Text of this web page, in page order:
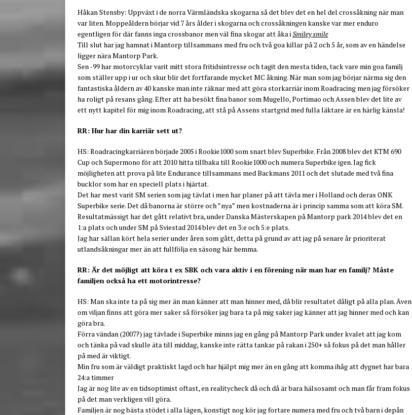
Håkan Stensby: Uppväxt i de norra Värmländska skogarna så det blev det en hel del crossåkning när man
var liten. Moppeåldern börjar vid 7 års ålder i skogarna och crossåkningen kanske var mer enduro
egentligen för där fanns inga crossbanor men väl fina skogar att åka i Smiley smile
Till slut har jag hamnat i Mantorp tillsammans med fru och två goa killar på 2 och 5 år, som av en händelse
ligger nära Mantorp Park.
Sen -99 har motorcyklar varit mitt stora fritidsintresse och tagit den mesta tiden, tack vare min goa familj
som ställer upp i ur och skur blir det fortfarande mycket MC åkning. När man som jag börjar närma sig den
fantastiska åldern av 40 kanske man inte räknar med att göra storkarriär inom Roadracing men jag försöker
ha roligt på resans gång. Efter att ha besökt fina banor som Mugello, Portimao och Assen blev det lite av
ett nytt kapitel för mig inom Roadracing, att stå på Assens startgrid med fulla läktare är en härlig känsla!
RR: Hur har din karriär sett ut?
HS: Roadracingkarriären började 2005 i Rookie1000 som snart blev Superbike. Från 2008 blev det KTM 690
Cup och Supermono för att 2010 hitta tillbaka till Rookie1000 och numera Superbike igen. Jag fick
möjligheten att prova på lite Endurance tillsammans med Backmans 2011 och det slutade med två fina
bucklor som har en speciell plats i hjärtat.
Det har mest varit SM serien som jag tävlat i men har planer på att tävla mer i Holland och deras ONK
Superbike serie. Det då banorna är större och ”nya” men kostnaderna är i princip samma som att köra SM.
Resultatmässigt har det gått relativt bra, under Danska Mästerskapen på Mantorp park 2014 blev det en
1:a plats och under SM på Sviestad 2014 blev det en 3:e och 5:e plats.
Jag har sällan kört hela serier under åren som gått, detta på grund av att jag på senare år prioriterat
utlandsåkningar mer än att fullfölja en säsong här hemma.
RR: Är det möjligt att köra t ex SBK och vara aktiv i en förening när man har en familj? Måste
familjen också ha ett motorintresse?
HS: Man ska inte ta på sig mer än man känner att man hinner med, då blir resultatet dåligt på alla plan. Även
om viljan finns att göra mer saker så försöker jag bara ta på mig saker jag känner att jag hinner med och kan
göra bra.
Förra vändan (2007?) jag tävlade i Superbike minns jag en gång på Mantorp Park under kvalet att jag kom
och tänka på vad skulle äta till middag, kanske inte rätta tankar på rakan i 250+ så fokus på det man håller
på med är viktigt.
Min fru som är väldigt praktiskt lagd och har hjälpt mig mer än en gång att komma ihåg att dygnet har bara
24:a timmer
Jag är nog lite av en tidsoptimist oftast, en realitycheck då och då är bara hälsosamt och man får fram fokus
på det man verkligen vill göra.
Familjen är nog bästa stödet i alla lägen, konstigt nog kör jag fortare numera med fru och två barn i depån